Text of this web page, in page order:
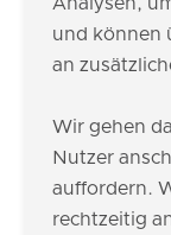
und können
an
Wir gehen
Nutzer
auffordern.
rechtzeitig